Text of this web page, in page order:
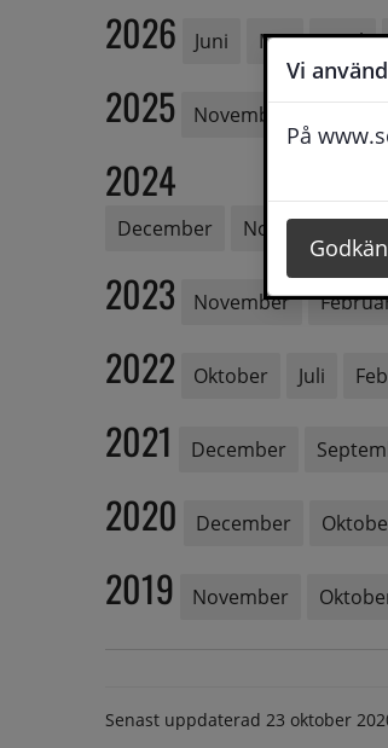
Vi
På
2026 Juni Maj April
2025 November
2024
December November
2023 November
2022 Oktober Juli
2021 December
2020 December
2019 November
Senast uppdaterad 23 oktober